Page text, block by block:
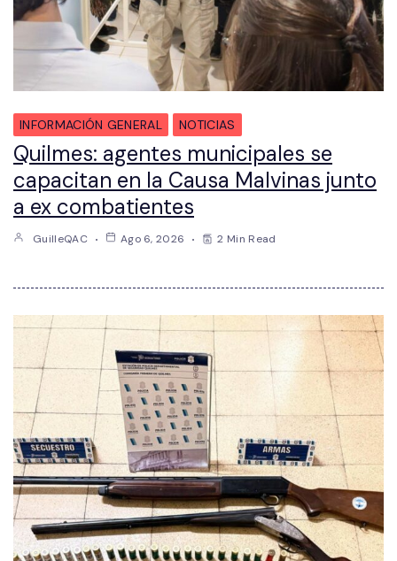
INFORMACIÓN GENERAL NOTICIAS
Quilmes: agentes municipales se
capacitan en la Causa Malvinas junto
a ex combatientes
GuilleQAC Ago 6, 2026 2 Min Read